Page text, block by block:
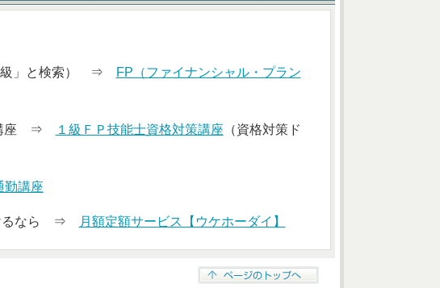
1級」と検索） ⇒
FP（ファイナンシャル・プラン
講座 ⇒ １級ＦＰ技能士資格対策講座 （資格対策ド
勤講座
けるなら ⇒ 月額定額サービス【ウケホーダイ】